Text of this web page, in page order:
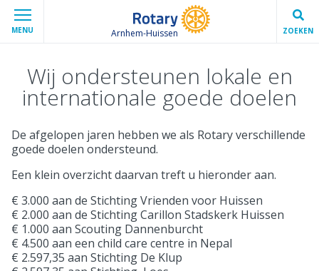
MENU Arnhem-Huissen ZOEKEN
Wij ondersteunen lokale en
internationale goede doelen
De afgelopen jaren hebben we als Rotary verschillende
goede doelen ondersteund.
Een klein overzicht daarvan treft u hieronder aan.
€ 3.000 aan de Stichting Vrienden voor Huissen
€ 2.000 aan de Stichting Carillon Stadskerk Huissen
€ 1.000 aan Scouting Dannenburcht
€ 4.500 aan een child care centre in Nepal
€ 2.597,35 aan Stichting De Klup